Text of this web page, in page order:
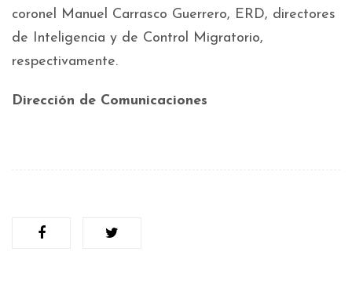
coronel Manuel Carrasco Guerrero, ERD, directores
de Inteligencia y de Control Migratorio,
respectivamente.
Dirección de Comunicaciones